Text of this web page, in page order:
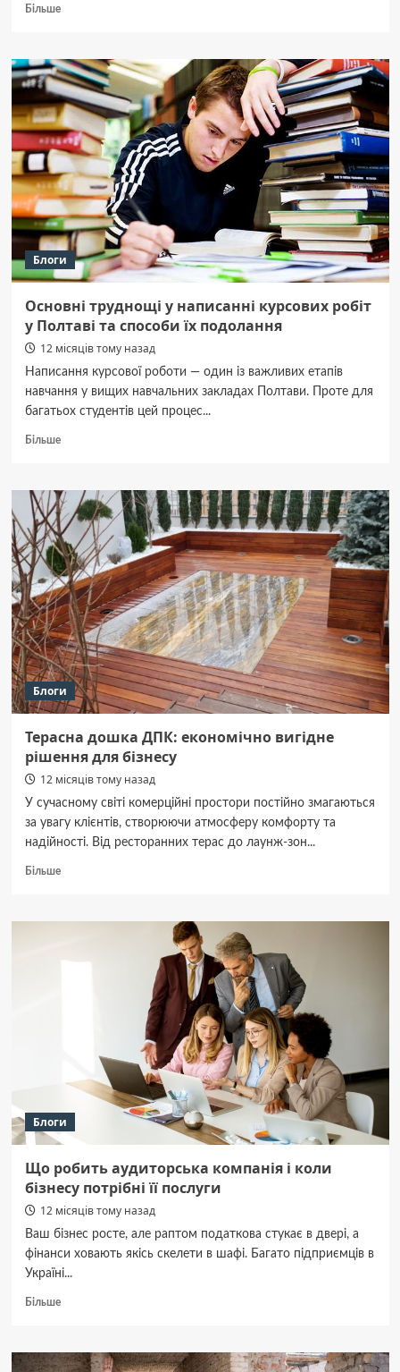
БільшеДокладніше
верхній
одяг
у
Львові:
поради
від
експертів
Блоги
Основні труднощі у написанні курсових робіт
у Полтаві та способи їх подолання
12 місяців тому назад
Написання курсової роботи — один із важливих етапів
навчання у вищих навчальних закладах Полтави. Проте для
багатьох студентів цей процес...
БільшеДокладніше
труднощі
у
написанні
курсових
робіт
у
Полтаві
та
способи
їх
подолання
Блоги
Терасна дошка ДПК: економічно вигідне
рішення для бізнесу
12 місяців тому назад
У сучасному світі комерційні простори постійно змагаються
за увагу клієнтів, створюючи атмосферу комфорту та
надійності. Від ресторанних терас до лаунж-зон...
БільшеДокладніше
дошка
Блоги
Що робить аудиторська компанія і коли
бізнесу потрібні її послуги
12 місяців тому назад
Ваш бізнес росте, але раптом податкова стукає в двері, а
фінанси ховають якісь скелети в шафі. Багато підприємців в
Україні...
БільшеДокладніше
робить
аудиторська